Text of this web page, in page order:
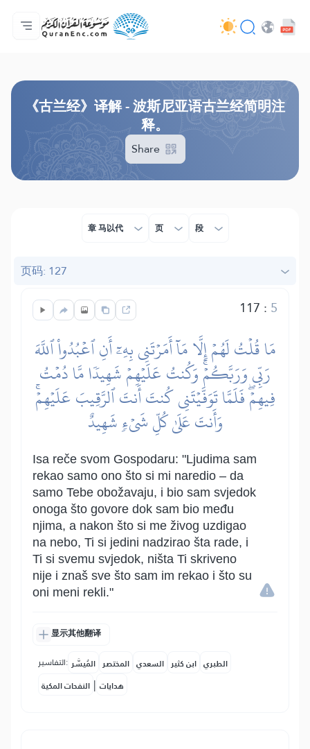
主页
译解目录
Audio
开发者服务 - API
关于此项目
联系我们
语言
《古兰经》译解 - 波斯尼亚语古兰经简明注
释。
Share
章 马以代 页 段
页码: 127
117 : 5
مَا قُلۡتُ لَهُمۡ إِلَّا مَآ أَمَرۡتَنِي بِهِۦٓ أَنِ ٱعۡبُدُواْ ٱللَّهَ
رَبِّي وَرَبَّكُمۡۚ وَكُنتُ عَلَيۡهِمۡ شَهِيدٗا مَّا دُمۡتُ
فِيهِمۡۖ فَلَمَّا تَوَفَّيۡتَنِي كُنتَ أَنتَ ٱلرَّقِيبَ عَلَيۡهِمۡۚ
وَأَنتَ عَلَىٰ كُلِّ شَيۡءٖ شَهِيدٌ
Isa reče svom Gospodaru: "Ljudima sam
rekao samo ono što si mi naredio – da
samo Tebe obožavaju, i bio sam svjedok
onoga što govore dok sam bio među
njima, a nakon što si me živog uzdigao
na nebo, Ti si jedini nadzirao šta rade, i
Ti si svemu svjedok, ništa Ti skriveno
nije i znaš sve što sam im rekao i što su
oni meni rekli."
显示其他翻译
التفاسير: المُيسَّر المختصر السعدي ابن كثير الطبري
النفحات المكية | هدايات